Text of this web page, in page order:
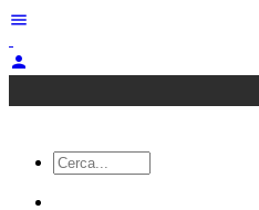
menu
person